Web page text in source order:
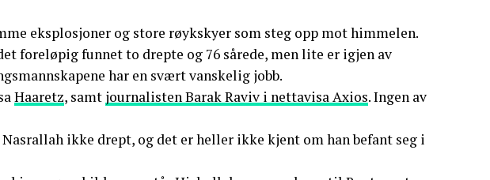
eksplosjoner og store røykskyer som steg opp mot himmelen.
foreløpig funnet to drepte og 76 sårede, men lite er igjen av
har en svært vanskelig jobb.
Haaretz, samt journalisten Barak Raviv i nettavisa Axios. Ingen av
ikke drept, og det er heller ikke kjent om han befant seg i